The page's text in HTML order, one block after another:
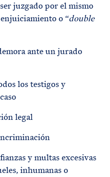
juzgado por el mismo
o “double
ante un jurado
los testigos y
legal
y multas excesivas
inhumanas o